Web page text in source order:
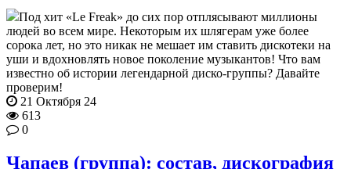
Под хит «Le Freak» до сих пор отплясывают миллионы
людей во всем мире. Некоторым их шлягерам уже более
сорока лет, но это никак не мешает им ставить дискотеки на
уши и вдохновлять новое поколение музыкантов! Что вам
известно об истории легендарной диско-группы? Давайте
проверим!
21 Октября 24
613
0
Чапаев (группа): состав, дискография